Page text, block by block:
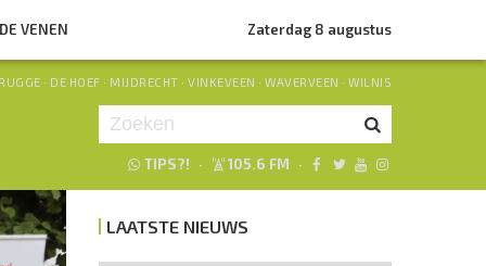
VENEN Zaterdag 8 augustus
· DE HOEF · MIJDRECHT · VINKEVEEN · WAVERVEEN · WILNIS
TIPS?! · 105.6 FM ·
LAATSTE NIEUWS